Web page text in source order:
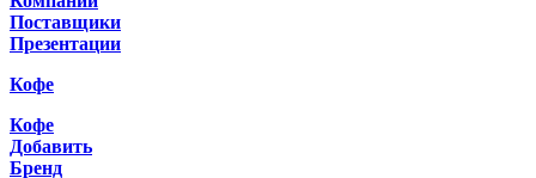
Поставщики
Презентации
Кофе
Кофе
Добавить
Бренд